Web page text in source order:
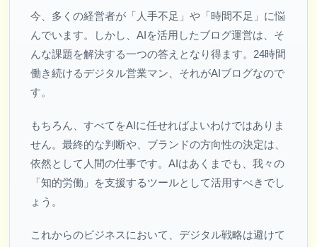
今、多くの経営者が「人手不足」や「時間不足」に悩
んでいます。しかし、AIを活用したブログ運営は、そ
んな課題を解決する一つの答えとなり得ます。24時間
働き続けるデジタル営業マン、それがAIブログなので
す。
もちろん、すべてをAIに任せればよいわけではありま
せん。最終的な判断や、ブランドの方向性の決定は、
依然として人間の仕事です。AIはあくまでも、我々の
「知的労働」を支援するツールとして活用すべきでし
ょう。
これからのビジネスにおいて、デジタル戦略は避けて